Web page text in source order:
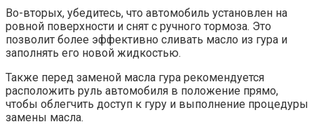
Во-вторых, убедитесь, что автомобиль установлен на
ровной поверхности и снят с ручного тормоза. Это
позволит более эффективно сливать масло из гура и
заполнять его новой жидкостью.
Также перед заменой масла гура рекомендуется
расположить руль автомобиля в положение прямо,
чтобы облегчить доступ к гуру и выполнение процедуры
замены масла.